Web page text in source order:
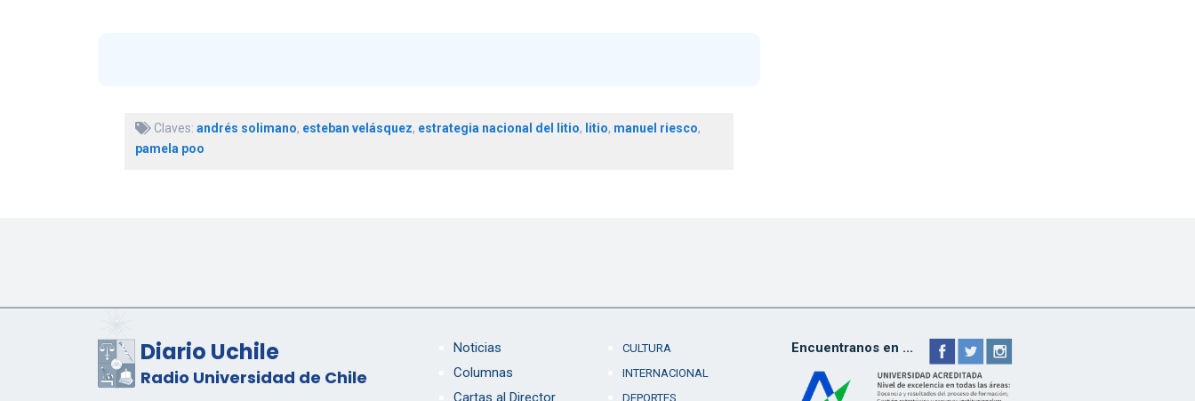
Claves: andrés solimano, esteban velásquez, estrategia nacional del litio, litio, manuel riesco,
pamela poo
Diario Uchile
Radio Universidad de Chile
Noticias
Columnas
Cartas al Director
CULTURA
INTERNACIONAL
DEPORTES
Encuentranos en ...